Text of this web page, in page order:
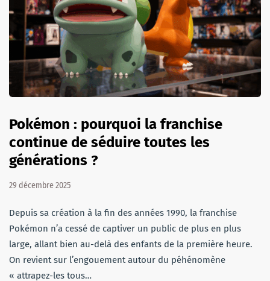
Pokémon : pourquoi la franchise
continue de séduire toutes les
générations ?
29 décembre 2025
Depuis sa création à la fin des années 1990, la franchise
Pokémon n’a cessé de captiver un public de plus en plus
large, allant bien au-delà des enfants de la première heure.
On revient sur l’engouement autour du péhénomène
« attrapez-les tous…